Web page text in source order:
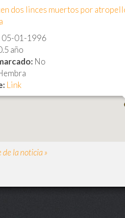
dos linces muertos por
05-01-1996
año
No
Link
de la noticia »